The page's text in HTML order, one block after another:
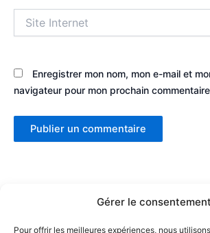
Gérer le consentement
Pour offrir les meilleures expériences, nous
Internet
Enregistrer mon nom, mon e-mail et
navigateur pour mon prochain